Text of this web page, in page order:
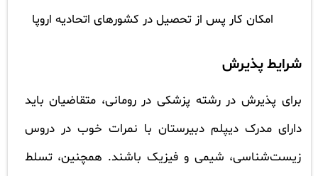
امکان کار پس از تحصیل در کشورهای اتحادیه اروپا
شرایط پذیرش
برای پذیرش در رشته پزشکی در رومانی، متقاضیان باید
دارای مدرک دیپلم دبیرستان با نمرات خوب در دروس
زیست‌شناسی، شیمی و فیزیک باشند. همچنین، تسلط